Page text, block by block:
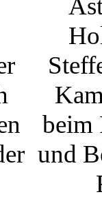
beim
und